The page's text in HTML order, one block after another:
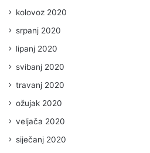
kolovoz 2020
srpanj 2020
lipanj 2020
svibanj 2020
travanj 2020
ožujak 2020
veljača 2020
siječanj 2020